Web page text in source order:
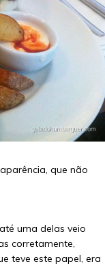
que não
uma delas veio
corretamente,
teve este papel, era